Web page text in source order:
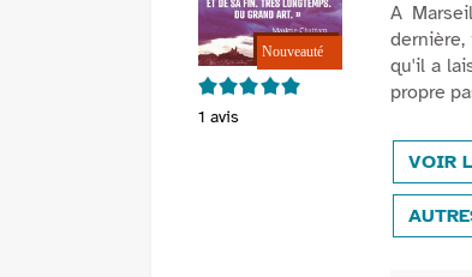
5/5
1 avis
A
qu'il a
propre
VOIR